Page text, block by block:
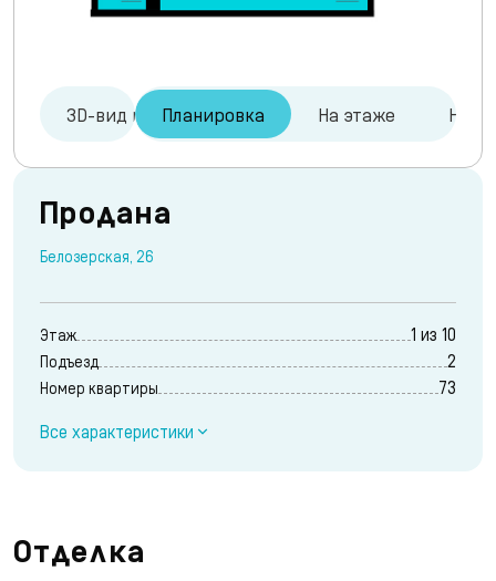
3D-вид и турыПланировка На этаже На
Продана
Белозерская, 26
Этаж 1 из 10
Подъезд 2
Номер квартиры 73
Все характеристики
Отделка